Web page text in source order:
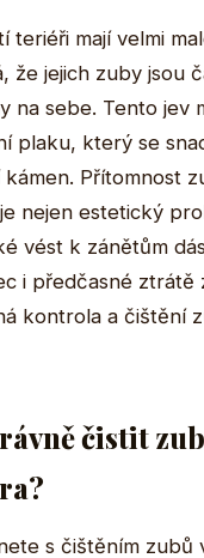
teriéři mají velmi
že jejich zuby jsou
na sebe. Tento jev
plaku, který se
kámen. Přítomnost
nejen estetický
vést k zánětům
i předčasné ztrátě
kontrola a čištění
čistit
s čištěním zubů